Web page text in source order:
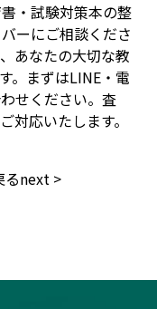
・試験対策本の整
ーにご相談くださ
あなたの大切な教
。まずはLINE・電
せください。査
対応いたします。
るnext >